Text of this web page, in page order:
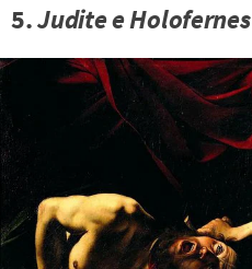
5.Judite e Holofernes